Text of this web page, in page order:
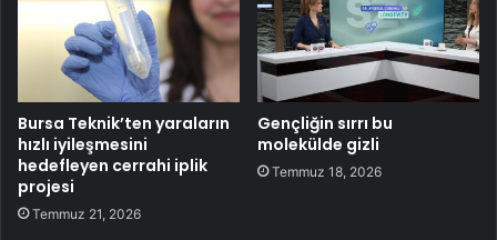
Bursa Teknik’ten yaraların
hızlı iyileşmesini
hedefleyen cerrahi iplik
projesi
Temmuz 21, 2026
Gençliğin sırrı bu
molekülde gizli
Temmuz 18, 2026